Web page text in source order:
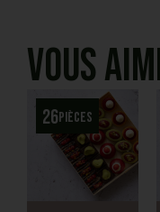
Vous
26pièces